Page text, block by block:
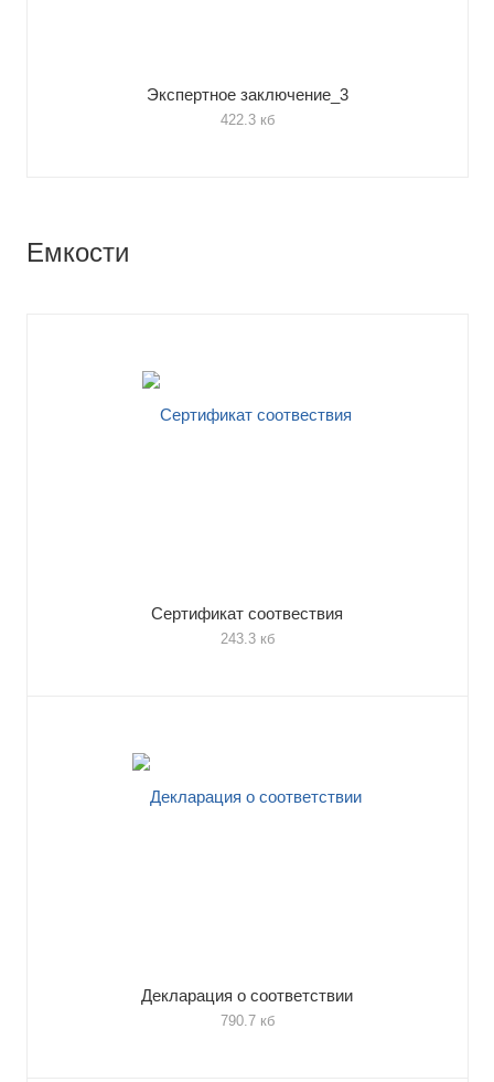
Экспертное заключение_3
422.3 кб
Емкости
Сертификат соотвествия
243.3 кб
Декларация о соответствии
790.7 кб